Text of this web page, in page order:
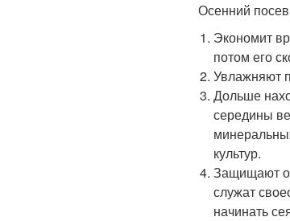
Осенний
Экономит
потом его
Увлажняют
Дольше
середины
культур.
Защищают
служат
начинать